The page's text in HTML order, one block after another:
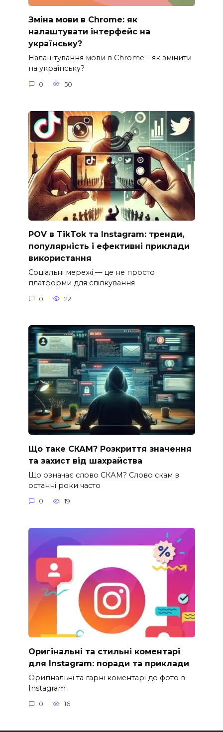
Зміна мови в Chrome: як
налаштувати інтерфейс на
українську?
Налаштування мови в Chrome – як змінити
на українську?
0 50
POV в TikTok та Instagram: тренди,
популярність і ефективні приклади
використання
Соціальні мережі — це не просто
платформи для спілкування
0 22
Що таке СКАМ? Розкриття значення
та захист від шахрайства
Що означає слово СКАМ? Слово скам в
останні роки часто
0 19
Оригінальні та стильні коментарі
для Instagram: поради та приклади
Оригінальні та гарні коментарі до фото в
Instagram
0 16